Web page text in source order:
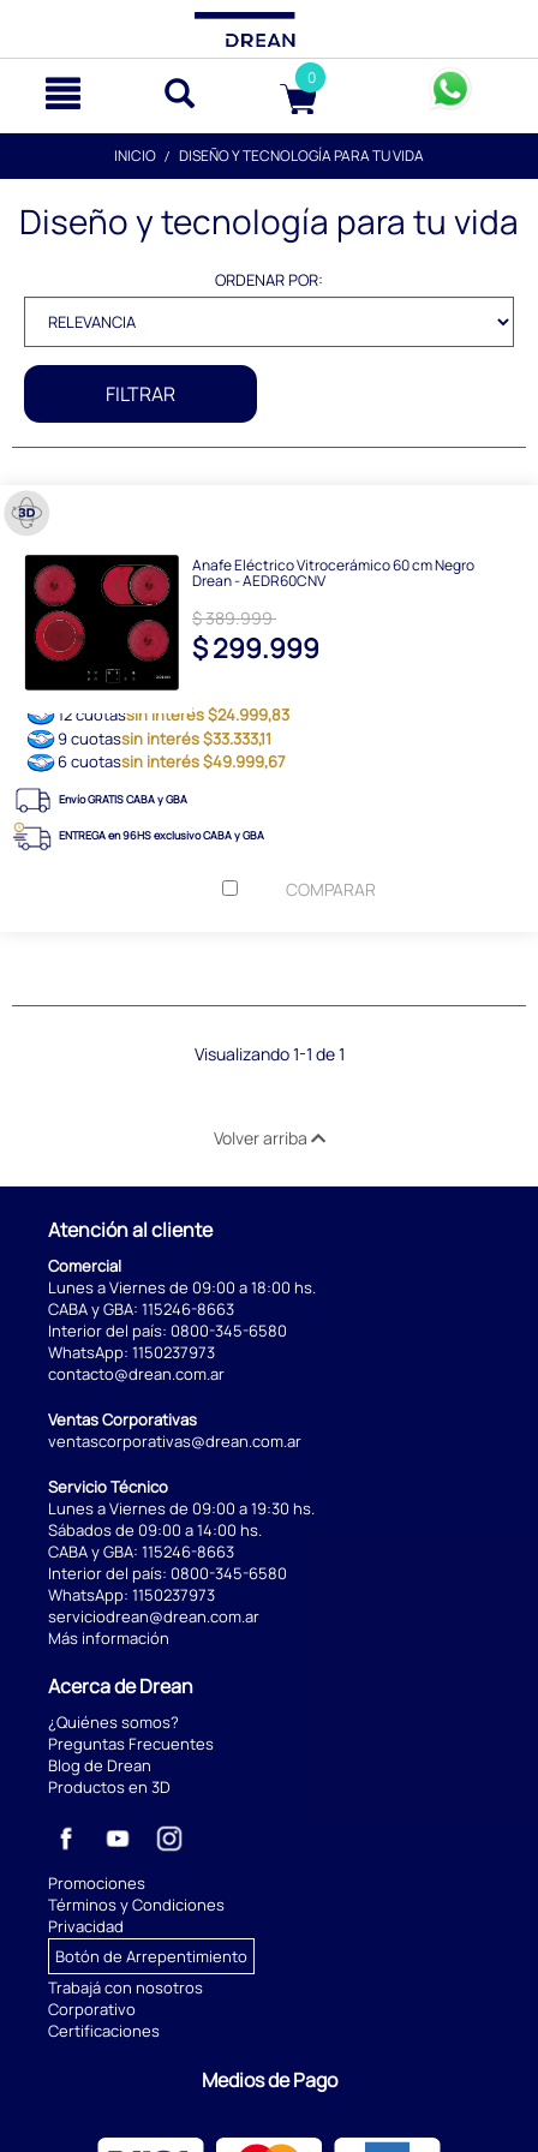
0
INICIO DISEÑO Y TECNOLOGÍA PARA TU VIDA
Diseño y tecnología para tu vida
ORDENAR POR:
FILTRAR
Anafe Eléctrico Vitrocerámico 60 cm Negro
Drean - AEDR60CNV
$ 389.999
$ 299.999
12 cuotassin interés $24.999,83
9 cuotassin interés $33.333,11
6 cuotassin interés $49.999,67
Envío GRATIS CABA y GBA
ENTREGA en 96HS exclusivo CABA y GBA
COMPARAR
Visualizando 1-1 de 1
Volver arriba
Atención al cliente
Comercial
Lunes a Viernes de 09:00 a 18:00 hs.
CABA y GBA: 115246-8663
Interior del país: 0800-345-6580
WhatsApp: 1150237973
contacto@drean.com.ar
Ventas Corporativas
ventascorporativas@drean.com.ar
Servicio Técnico
Lunes a Viernes de 09:00 a 19:30 hs.
Sábados de 09:00 a 14:00 hs.
CABA y GBA: 115246-8663
Interior del país: 0800-345-6580
WhatsApp: 1150237973
serviciodrean@drean.com.ar
Más información
Acerca de Drean
¿Quiénes somos?
Preguntas Frecuentes
Blog de Drean
Productos en 3D
Promociones
Términos y Condiciones
Privacidad
Botón de Arrepentimiento
Trabajá con nosotros
Corporativo
Certificaciones
Medios de Pago